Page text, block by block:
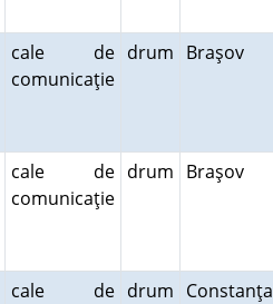
cale de
comunicaţie
drum Braşov
cale de
comunicaţie
drum Braşov
cale de drum Constanţa